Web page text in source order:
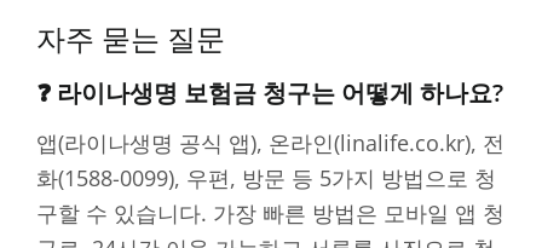
자주 묻는 질문
❓ 라이나생명 보험금 청구는 어떻게 하나요?
앱(라이나생명 공식 앱), 온라인(linalife.co.kr), 전
화(1588-0099), 우편, 방문 등 5가지 방법으로 청
구할 수 있습니다. 가장 빠른 방법은 모바일 앱 청